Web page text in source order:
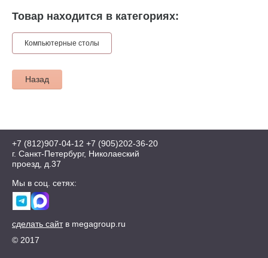
Товар находится в категориях:
Компьютерные столы
Назад
+7 (812)907-04-12 +7 (905)202-36-20
г. Санкт-Петербург, Николаеский
проезд, д.37
Мы в соц. сетях:
сделать сайтв megagroup.ru
© 2017